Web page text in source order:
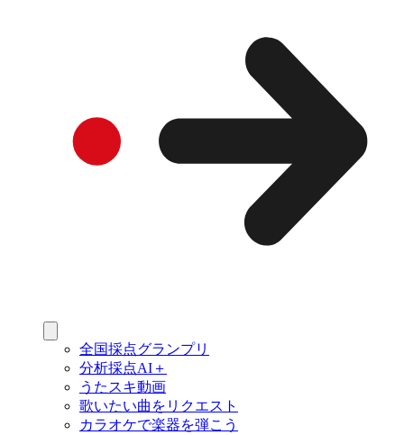
全国採点グランプリ
分析採点AI＋
うたスキ動画
歌いたい曲をリクエスト
カラオケで楽器を弾こう